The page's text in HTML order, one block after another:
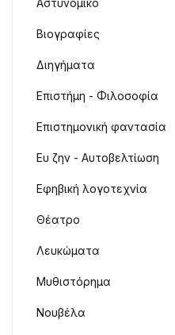
Αστυνομικό
Βιογραφίες
Διηγήματα
Επιστήμη - Φιλοσοφία
Επιστημονική φαντασία
Ευ ζην - Αυτοβελτίωση
Εφηβική λογοτεχνία
Θέατρο
Λευκώματα
Μυθιστόρημα
Νουβέλα